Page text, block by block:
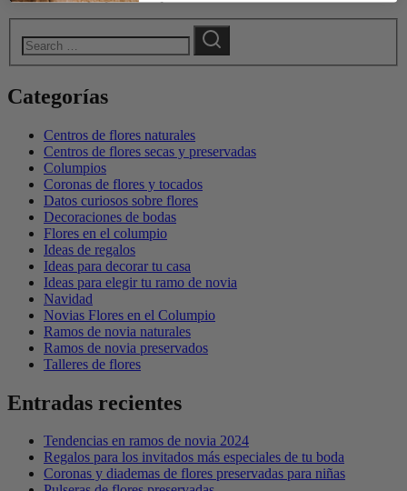
Categorías
Centros de flores naturales
Centros de flores secas y preservadas
Columpios
Coronas de flores y tocados
Datos curiosos sobre flores
Decoraciones de bodas
Flores en el columpio
Ideas de regalos
Ideas para decorar tu casa
Ideas para elegir tu ramo de novia
Navidad
Novias Flores en el Columpio
Ramos de novia naturales
Ramos de novia preservados
Talleres de flores
Entradas recientes
Tendencias en ramos de novia 2024
Regalos para los invitados más especiales de tu boda
Coronas y diademas de flores preservadas para niñas